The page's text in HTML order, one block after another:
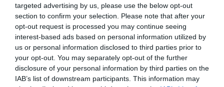
targeted advertising by us, please use the below opt-out
section to confirm your selection. Please note that after your
opt-out request is processed you may continue seeing
interest-based ads based on personal information utilized by
us or personal information disclosed to third parties prior to
your opt-out. You may separately opt-out of the further
disclosure of your personal information by third parties on the
IAB’s list of downstream participants. This information may
negocis i sense cap resident. I podríem seguir
amb Amsterdam -pisos perifèrics, però ben
comunicats, a 3.300 euros mensuals de lloguer- o
Berlín, on en 30 anys es van menjar la reserva
urbanística que havia constituït Berlín Est i ara ja
lideren els preus de l’habitatge a Alemanya.